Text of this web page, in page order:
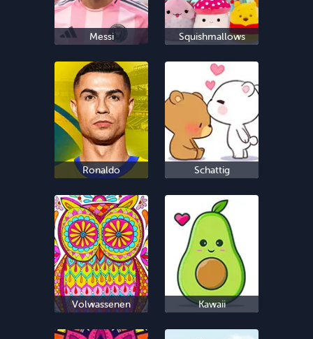
Messi Squishmallows
Ronaldo Schattig
Volwassenen Kawaii